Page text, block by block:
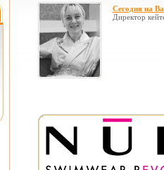
Сегодня на
Директор